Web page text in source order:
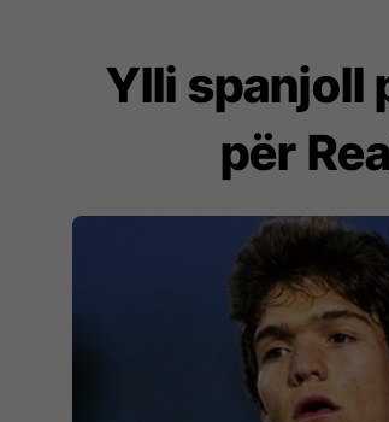
Ylli spanjoll
për